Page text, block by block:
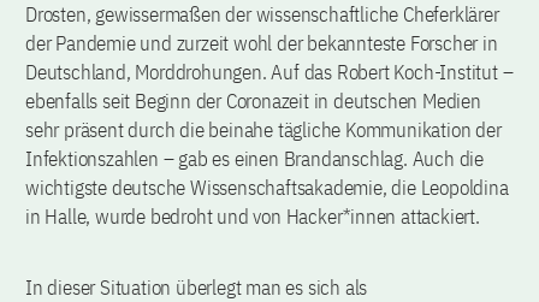
Drosten, gewissermaßen der wissenschaftliche Cheferklärer
der Pandemie und zurzeit wohl der bekannteste Forscher in
Deutschland, Morddrohungen. Auf das Robert Koch-Institut –
ebenfalls seit Beginn der Coronazeit in deutschen Medien
sehr präsent durch die beinahe tägliche Kommunikation der
Infektionszahlen – gab es einen Brandanschlag. Auch die
wichtigste deutsche Wissenschaftsakademie, die Leopoldina
in Halle, wurde bedroht und von Hacker*innen attackiert.
In dieser Situation überlegt man es sich als